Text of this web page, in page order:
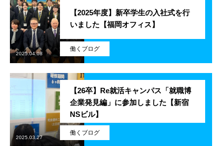
福岡オフィス
事業を知る
SES事業
ITアウトソーシング事業
IT人材育成事業
働くブログ
【2025年度】新卒学生の入社式を行
いました【福岡オフィス】
2025.04.08
働くブログ
【26卒】Re就活キャンパス「就職博
企業発見編」に参加しました【新宿
NSビル】
2025.03.27